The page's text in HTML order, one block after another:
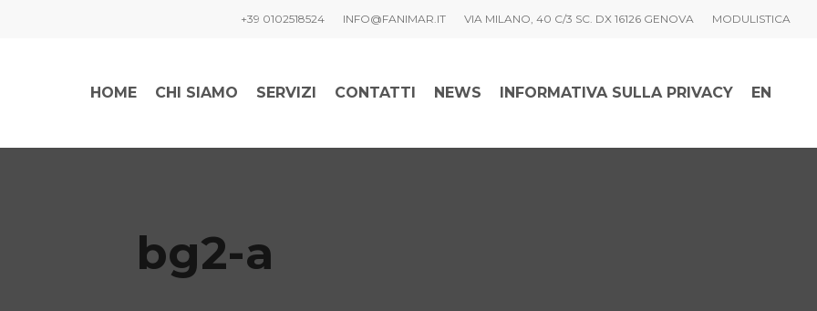
+39 0102518524 INFO@FANIMAR.IT VIA MILANO, 40 C/3 SC. DX 16126 GENOVA MODULISTICA
HOME CHI SIAMO SERVIZI CONTATTI NEWS INFORMATIVA SULLA PRIVACY EN
bg2-a